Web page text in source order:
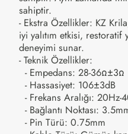
sahiptir.
- Ekstra Özellikler: KZ
iyi yalıtım etkisi,
deneyimi sunar.
- Teknik Özellikler:
- Empedans: 28-36Ω±3Ω
- Hassasiyet: 106±3dB
- Frekans Aralığı:
- Bağlantı Noktası:
- Pin Türü: 0.75mm